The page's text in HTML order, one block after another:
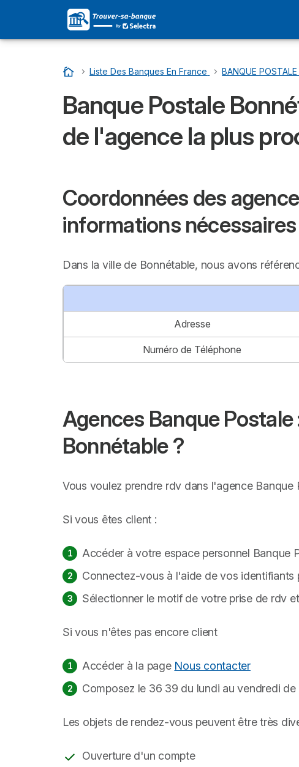
Accueil
…
Liste Des Banques En France …
BANQUE
Banque Postale
de l'agence la plus
Coordonnées des
informations nécessaires
Dans la ville de Bonnétable, nous avons
Adresse
Numéro de Téléphone
Agences Banque
Bonnétable ?
Vous voulez prendre rdv dans l'agence Banque
Si vous êtes client :
Accéder à votre espace personnel Banque
Connectez-vous à l'aide de vos identifiants
Sélectionner le motif de votre prise de rdv
Si vous n'êtes pas encore client
Accéder à la page Nous contacter
Composez le 36 39 du lundi au vendredi
Les objets de rendez-vous peuvent être très
Ouverture d'un compte